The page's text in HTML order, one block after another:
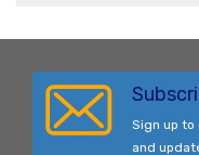
Sign up
and